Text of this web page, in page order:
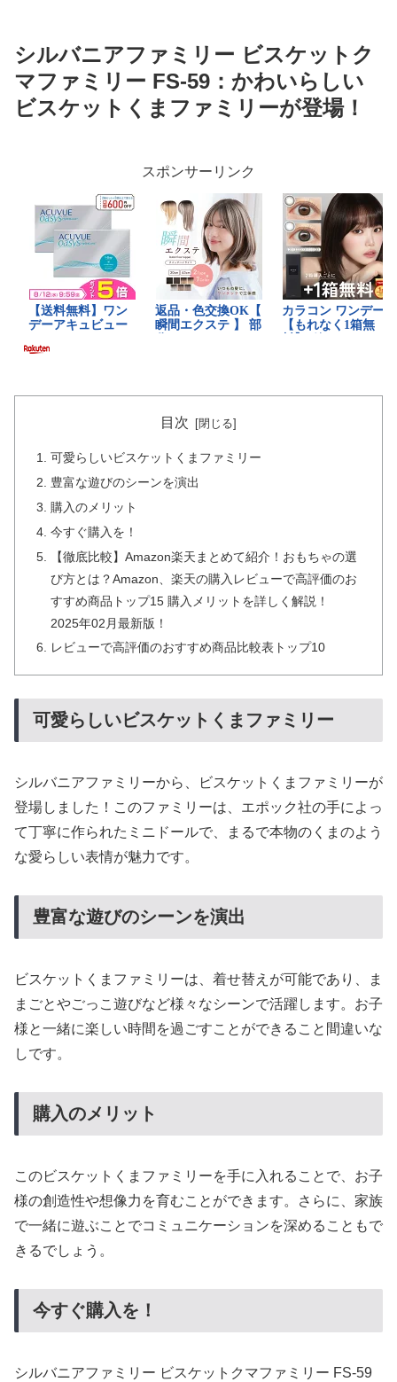
シルバニアファミリー ビスケットク
マファミリー FS-59：かわいらしい
ビスケットくまファミリーが登場！
スポンサーリンク
目次
可愛らしいビスケットくまファミリー
豊富な遊びのシーンを演出
購入のメリット
今すぐ購入を！
【徹底比較】Amazon楽天まとめて紹介！おもちゃの選
び方とは？Amazon、楽天の購入レビューで高評価のお
すすめ商品トップ15 購入メリットを詳しく解説！
2025年02月最新版！
レビューで高評価のおすすめ商品比較表トップ10
可愛らしいビスケットくまファミリー
シルバニアファミリーから、ビスケットくまファミリーが
登場しました！このファミリーは、エポック社の手によっ
て丁寧に作られたミニドールで、まるで本物のくまのよう
な愛らしい表情が魅力です。
豊富な遊びのシーンを演出
ビスケットくまファミリーは、着せ替えが可能であり、ま
まごとやごっこ遊びなど様々なシーンで活躍します。お子
様と一緒に楽しい時間を過ごすことができること間違いな
しです。
購入のメリット
このビスケットくまファミリーを手に入れることで、お子
様の創造性や想像力を育むことができます。さらに、家族
で一緒に遊ぶことでコミュニケーションを深めることもで
きるでしょう。
今すぐ購入を！
シルバニアファミリー ビスケットクマファミリー FS-59